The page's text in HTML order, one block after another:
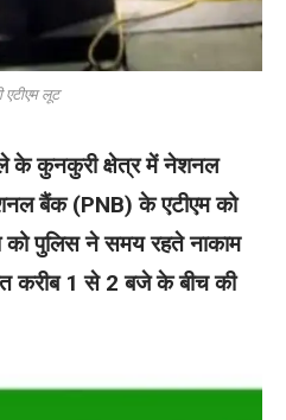
एटीएम लूट
के कुनकुरी क्षेत्र में नेशनल
बैंक (PNB) के एटीएम को
पुलिस ने समय रहते नाकाम
करीब 1 से 2 बजे के बीच की